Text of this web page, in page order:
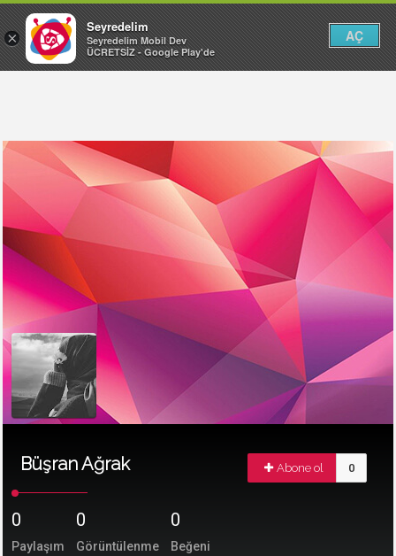
Büşran Ağrak Abone ol 0
0
Paylaşım
0
Görüntülenme
0
Beğeni
×
Seyredelim
Seyredelim Mobil Dev
ÜCRETSİZ - Google Play'de
AÇ